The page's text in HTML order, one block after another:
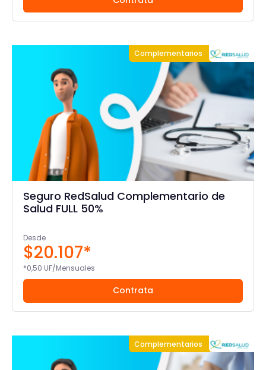
Complementarios
Seguro RedSalud Complementario de
Salud FULL 50%
Desde
$20.107*
*0,50 UF/Mensuales
Contrata
Complementarios